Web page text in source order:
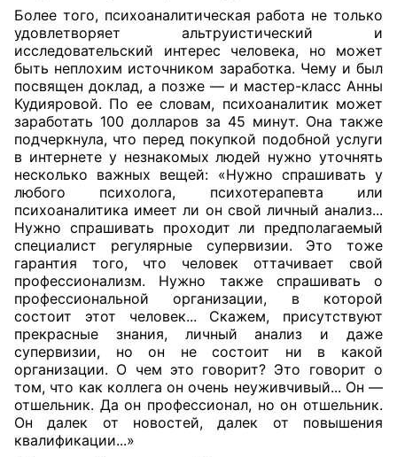
Более того, психоаналитическая работа не только
удовлетворяет альтруистический и
исследовательский интерес человека, но может
быть неплохим источником заработка. Чему и был
посвящен доклад, а позже — и мастер-класс Анны
Кудияровой. По ее словам, психоаналитик может
заработать 100 долларов за 45 минут. Она также
подчеркнула, что перед покупкой подобной услуги
в интернете у незнакомых людей нужно уточнять
несколько важных вещей: «Нужно спрашивать у
любого психолога, психотерапевта или
психоаналитика имеет ли он свой личный анализ...
Нужно спрашивать проходит ли предполагаемый
специалист регулярные супервизии. Это тоже
гарантия того, что человек оттачивает свой
профессионализм. Нужно также спрашивать о
профессиональной организации, в которой
состоит этот человек... Скажем, присутствуют
прекрасные знания, личный анализ и даже
супервизии, но он не состоит ни в какой
организации. О чем это говорит? Это говорит о
том, что как коллега он очень неуживчивый... Он —
отшельник. Да он профессионал, но он отшельник.
Он далек от новостей, далек от повышения
квалификации...»